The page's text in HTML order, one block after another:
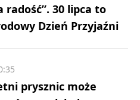
radość”. 30 lipca to
Dzień Przyjaźni
prysznic może